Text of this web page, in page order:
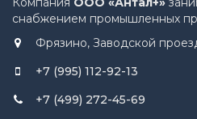
снабжением промышленных
Фрязино, Заводской
+7 (995) 112-92-13
+7 (499) 272-45-69